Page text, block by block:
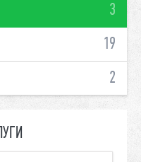
3
19
2